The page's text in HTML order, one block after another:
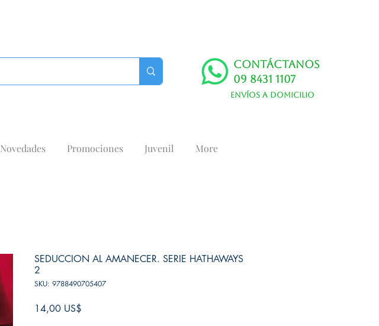
Contáctanos
09 8431 1107
Envíos a domicilio
Novedades Promociones Juvenil More
SEDUCCION AL AMANECER. SERIE HATHAWAYS
2
SKU: 9788490705407
14,00 US$